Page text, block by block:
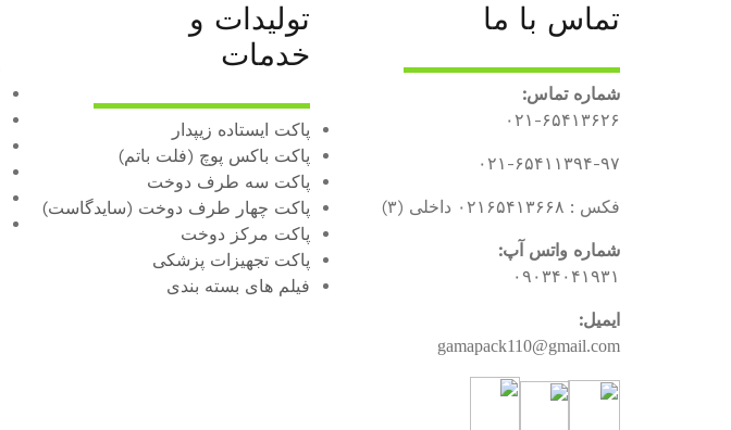
تماس با ما
شماره تماس:
۰۲۱-۶۵۴۱۳۶۲۶
۰۲۱-۶۵۴۱۱۳۹۴-۹۷
فکس : ۰۲۱۶۵۴۱۳۶۶۸ داخلی (۳)
شماره واتس آپ:
۰۹۰۳۴۰۴۱۹۳۱
ایمیل:
gamapack110@gmail.com
تولیدات و
خدمات
پاکت ایستاده زیپدار
پاکت باکس پوچ (فلت باتم)
پاکت سه طرف دوخت
پاکت چهار طرف دوخت (سایدگاست)
پاکت مرکز دوخت
پاکت تجهیزات پزشکی
فیلم های بسته‌ بندی